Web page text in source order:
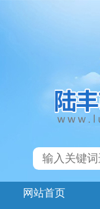
网站首页